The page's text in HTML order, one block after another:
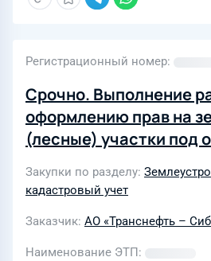
Регистрационный номер
Срочно. Выполнение
оформлению прав на
(лесные) участки под
Сибирь»
Закупки по разделу
кадастровый учет
Заказчик АО «Транснефть –
Наименование ЭТП